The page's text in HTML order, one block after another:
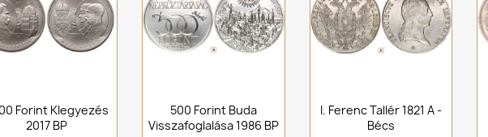
Forint KIegyezés
2017 BP
500 Forint Buda
Visszafoglalása 1986 BP
I. Ferenc Tallér 1821 A -
Bécs